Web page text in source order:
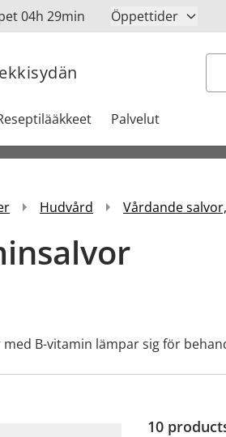
04h 29min Öppettider
Sök
Palvelut
Hudvård Vårdande
B-vitamin lämpar sig för
10